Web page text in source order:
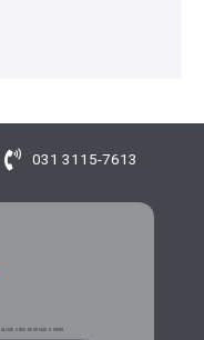
031 3115-7613
DE MINAS GERAIS